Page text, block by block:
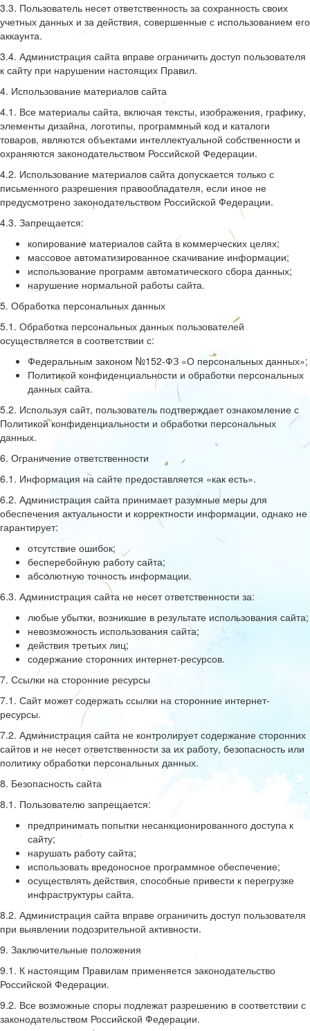
3.3. Пользователь несет ответственность за сохранность своих
учетных данных и за действия, совершенные с использованием его
аккаунта.
3.4. Администрация сайта вправе ограничить доступ пользователя
к сайту при нарушении настоящих Правил.
4. Использование материалов сайта
4.1. Все материалы сайта, включая тексты, изображения, графику,
элементы дизайна, логотипы, программный код и каталоги
товаров, являются объектами интеллектуальной собственности и
охраняются законодательством Российской Федерации.
4.2. Использование материалов сайта допускается только с
письменного разрешения правообладателя, если иное не
предусмотрено законодательством Российской Федерации.
4.3. Запрещается:
копирование материалов сайта в коммерческих целях;
массовое автоматизированное скачивание информации;
использование программ автоматического сбора данных;
нарушение нормальной работы сайта.
5. Обработка персональных данных
5.1. Обработка персональных данных пользователей
осуществляется в соответствии с:
Федеральным законом №152-ФЗ «О персональных данных»;
Политикой конфиденциальности и обработки персональных
данных сайта.
5.2. Используя сайт, пользователь подтверждает ознакомление с
Политикой конфиденциальности и обработки персональных
данных.
6. Ограничение ответственности
6.1. Информация на сайте предоставляется «как есть».
6.2. Администрация сайта принимает разумные меры для
обеспечения актуальности и корректности информации, однако не
гарантирует:
отсутствие ошибок;
бесперебойную работу сайта;
абсолютную точность информации.
6.3. Администрация сайта не несет ответственности за:
любые убытки, возникшие в результате использования сайта;
невозможность использования сайта;
действия третьих лиц;
содержание сторонних интернет-ресурсов.
7. Ссылки на сторонние ресурсы
7.1. Сайт может содержать ссылки на сторонние интернет-
ресурсы.
7.2. Администрация сайта не контролирует содержание сторонних
сайтов и не несет ответственности за их работу, безопасность или
политику обработки персональных данных.
8. Безопасность сайта
8.1. Пользователю запрещается:
предпринимать попытки несанкционированного доступа к
сайту;
нарушать работу сайта;
использовать вредоносное программное обеспечение;
осуществлять действия, способные привести к перегрузке
инфраструктуры сайта.
8.2. Администрация сайта вправе ограничить доступ пользователя
при выявлении подозрительной активности.
9. Заключительные положения
9.1. К настоящим Правилам применяется законодательство
Российской Федерации.
9.2. Все возможные споры подлежат разрешению в соответствии с
законодательством Российской Федерации.